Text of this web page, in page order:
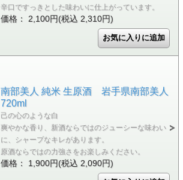
辛口ですっきとした味わいに仕上がっています。
価格： 2,100円(税込 2,310円)
南部美人 純米 生原酒 岩手県南部美人
720ml
己の心のような白
爽やかな香り、新酒ならではのジューシーな味わい
に、シャープなキレがあります。
原酒ならではの力強さをお楽しみください。
価格： 1,900円(税込 2,090円)